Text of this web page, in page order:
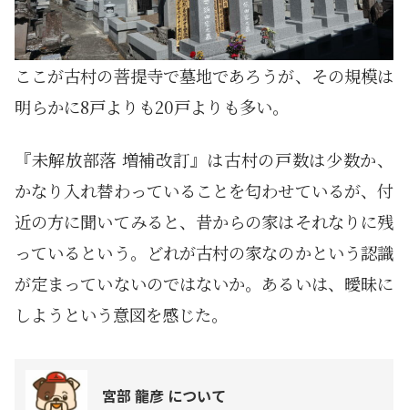
ここが古村の菩提寺で墓地であろうが、その規模は
明らかに8戸よりも20戸よりも多い。
『未解放部落 増補改訂』は古村の戸数は少数か、
かなり入れ替わっていることを匂わせているが、付
近の方に聞いてみると、昔からの家はそれなりに残
っているという。どれが古村の家なのかという認識
が定まっていないのではないか。あるいは、曖昧に
しようという意図を感じた。
宮部 龍彦 について